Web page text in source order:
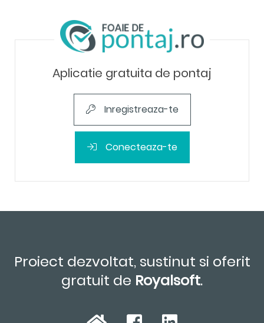
Aplicatie gratuita de pontaj
Inregistreaza-te
Conecteaza-te
Proiect dezvoltat, sustinut si oferit
gratuit de Royalsoft.